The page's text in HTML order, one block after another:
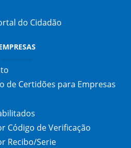
do Cidadão
de Certidões para Empresas
Código de Verificação
Recibo/Serie